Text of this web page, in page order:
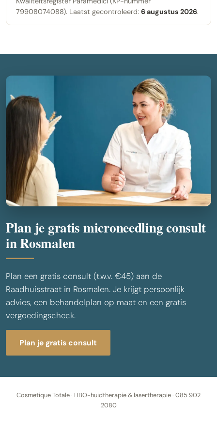
79908074088). Laatst gecontroleerd: 6 augustus 2026.
Plan je gratis microneedling consult
in Rosmalen
Plan een gratis consult (t.w.v. €45) aan de
Raadhuisstraat in Rosmalen. Je krijgt persoonlijk
advies, een behandelplan op maat en een gratis
vergoedingscheck.
Plan je gratis consult
Cosmetique Totale · HBO-huidtherapie & lasertherapie · 085 902
2080